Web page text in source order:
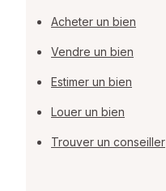
Acheter un bien
Vendre un bien
Estimer un bien
Louer un bien
Trouver un conseiller